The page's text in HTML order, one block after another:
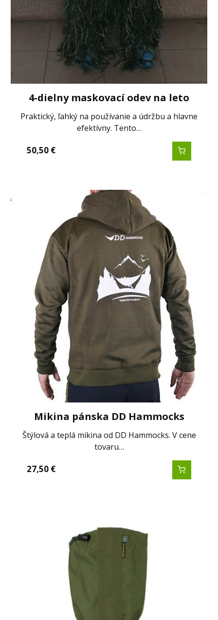
4-dielny maskovací odev na leto
Praktický, ľahký na používanie a údržbu a hlavne
efektívny. Tento…
50,50€
Mikina pánska DD Hammocks
Štýlová a teplá mikina od DD Hammocks. V cene
tovaru…
27,50€